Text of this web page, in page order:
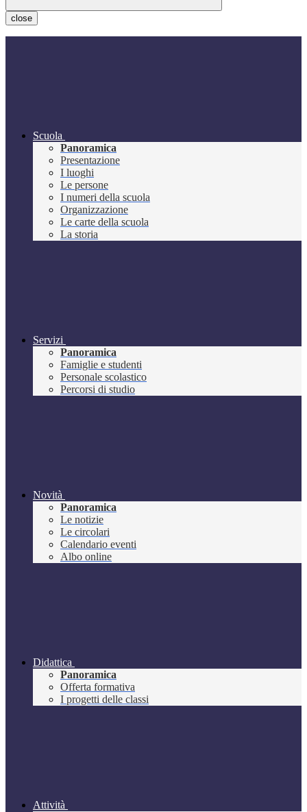
close
Scuola
Panoramica
Presentazione
I luoghi
Le persone
I numeri della scuola
Organizzazione
Le carte della scuola
La storia
Servizi
Panoramica
Famiglie e studenti
Personale scolastico
Percorsi di studio
Novità
Panoramica
Le notizie
Le circolari
Calendario eventi
Albo online
Didattica
Panoramica
Offerta formativa
I progetti delle classi
Attività